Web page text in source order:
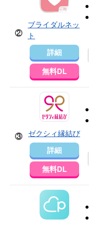
②
ブライダルネッ
ト
詳細
無料DL
③ ゼクシィ縁結び
詳細
無料DL